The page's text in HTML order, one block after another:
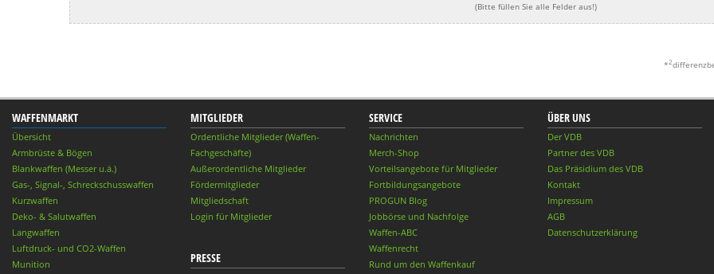
(Bitte füllen Sie alle Felder aus!)
*2
WAFFENMARKT
Übersicht
Armbrüste & Bögen
Blankwaffen (Messer u.ä.)
Gas-, Signal-, Schreckschusswaffen
Kurzwaffen
Deko- & Salutwaffen
Langwaffen
Luftdruck- und CO2-Waffen
Munition
MITGLIEDER
Ordentliche Mitglieder (Waffen-
Fachgeschäfte)
Außerordentliche Mitglieder
Fördermitglieder
Mitgliedschaft
Login für Mitglieder
PRESSE
SERVICE
Nachrichten
Merch-Shop
Vorteilsangebote für Mitglieder
Fortbildungsangebote
PROGUN Blog
Jobbörse und Nachfolge
Waffen-ABC
Waffenrecht
Rund um den Waffenkauf
ÜBER UNS
Der VDB
Partner des VDB
Das Präsidium des VDB
Kontakt
Impressum
AGB
Datenschutzerklärung